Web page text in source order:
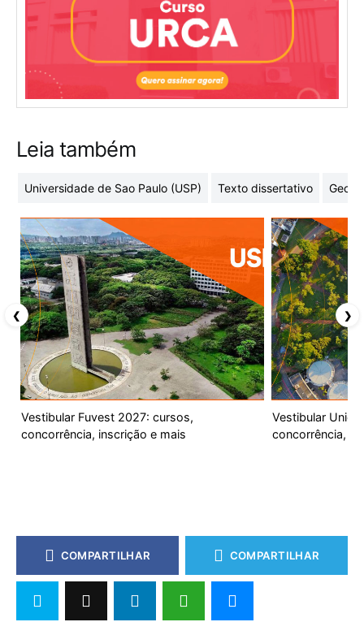
Leia também
Universidade de Sao Paulo (USP) Texto dissertativo
Vestibular Fuvest 2027: cursos,
concorrência, inscrição e mais
Vestibular
concorrência,
❮ ❯
COMPARTILHAR COMPARTILHAR